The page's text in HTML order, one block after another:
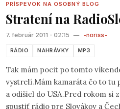
PRÍSPEVOK NA OSOBNÝ BLOG
Stratení na
7. február 2011 - 02:15 — -noriss-
RÁDIO NAHRÁVKY MP3
Tak mám pocit po tomto
vystrelí.Mám kamaráta čo to tu
a odišiel do USA.Pred rokom si
spustiť rádio pre Slovákov a